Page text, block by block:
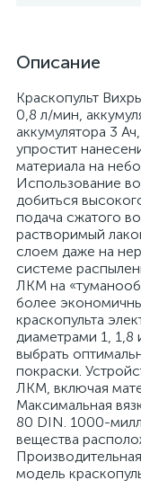
Описание
Краскопульт
0,8 л/мин,
аккумулятора 3
упростит
материала на
Использование
добиться
подача сжатого
растворимый
слоем даже на
системе
ЛКМ на
более
краскопульта
диаметрами 1, 1,8
выбрать
покраски.
ЛКМ, включая
Максимальная
80 DIN. 1000-
вещества
модель